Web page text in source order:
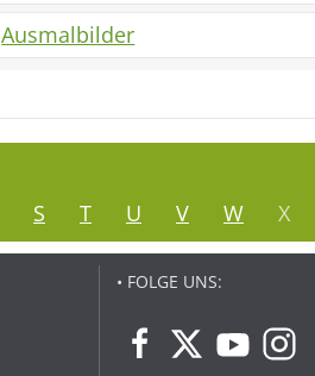
Ausmalbilder
S T U V W X
• FOLGE UNS: